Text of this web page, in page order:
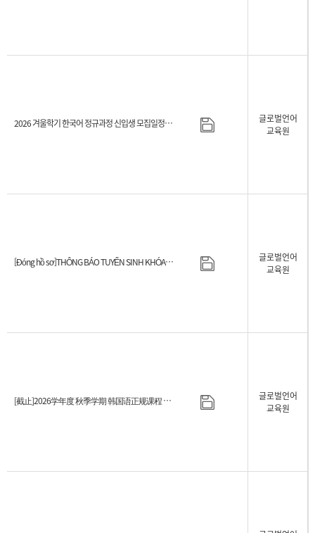
2026 겨울학기 한국어 정규과정 신입생 모집일정 안내
글로벌언어
교육원
[Đóng hồ sơ]THÔNG BÁO TUYỂN SINH KHÓA HỌC TIẾNG HÀN KỲ MÙA THU 2026
글로벌언어
교육원
[截止]2026学年度 秋季学期 韩国语正规课程 新生招生日程指南
글로벌언어
교육원